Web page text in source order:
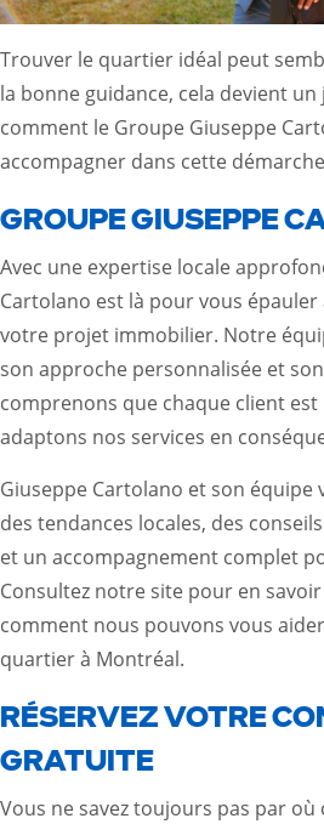
Trouver le quartier idéal peut
la bonne guidance, cela devient un
comment le Groupe Giuseppe
accompagner dans cette
GROUPE GIUSEPPE
Avec une expertise locale
Cartolano est là pour vous épauler
votre projet immobilier. Notre
son approche personnalisée et
comprenons que chaque client
adaptons nos services en
Giuseppe Cartolano et son
des tendances locales, des
et un accompagnement complet
Consultez notre site pour en
comment nous pouvons vous
quartier à Montréal.
RÉSERVEZ VOTRE
GRATUITE
Vous ne savez toujours pas par où